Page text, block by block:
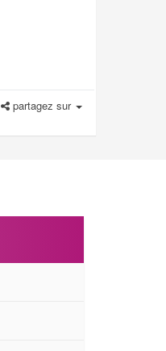
partagez sur